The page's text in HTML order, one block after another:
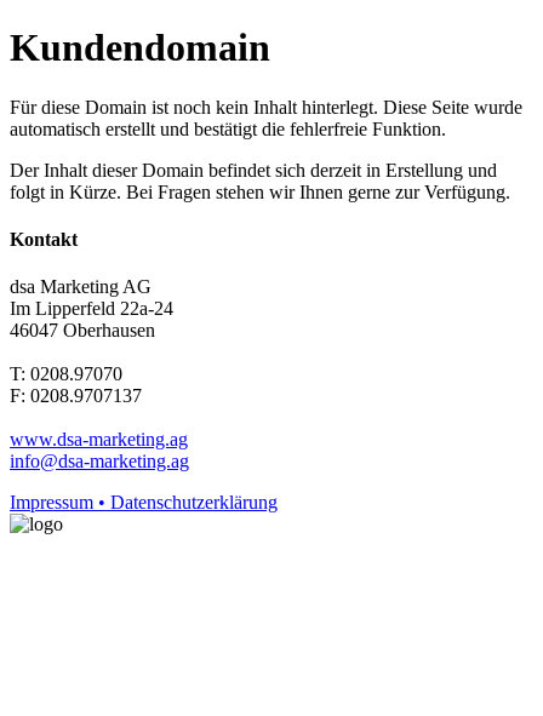
Kundendomain
Für diese Domain ist noch kein Inhalt hinterlegt. Diese Seite wurde
automatisch erstellt und bestätigt die fehlerfreie Funktion.
Der Inhalt dieser Domain befindet sich derzeit in Erstellung und
folgt in Kürze. Bei Fragen stehen wir Ihnen gerne zur Verfügung.
Kontakt
dsa Marketing AG
Im Lipperfeld 22a-24
46047 Oberhausen
T: 0208.97070
F: 0208.9707137
www.dsa-marketing.ag
info@dsa-marketing.ag
Impressum • Datenschutzerklärung